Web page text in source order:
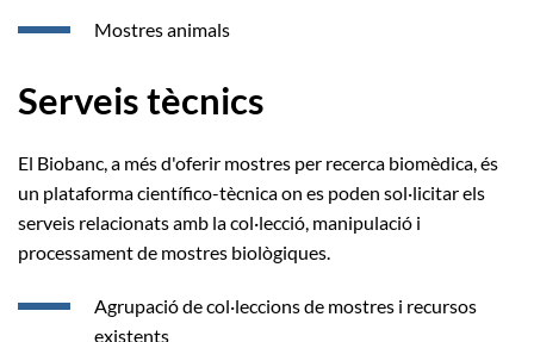
Mostres animals
Serveis tècnics
El Biobanc, a més d'oferir mostres per recerca biomèdica, és
un plataforma científico-tècnica on es poden sol·licitar els
serveis relacionats amb la col·lecció, manipulació i
processament de mostres biològiques.
Agrupació de col·leccions de mostres i recursos
existents